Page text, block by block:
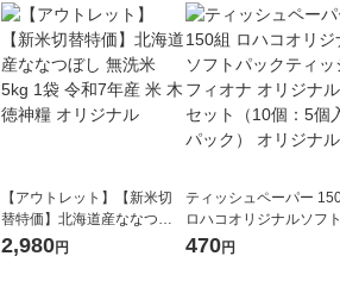
【アウトレット】【新米切
替特価】北海道産ななつぼ
し 無洗米 5kg 1袋 令和7年産
2,980円
ティッシュペーパー
ロハコオリジナルソフ
ックティッシュ フィオ
470円